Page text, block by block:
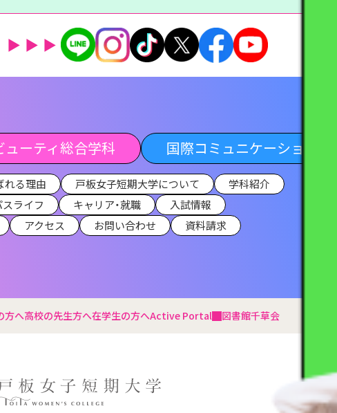
ューティ総合学科 国際コミュニケーション学科
れる理由 戸板女子短期大学について
学科紹介
ライフ キャリア・就職
入試情報
アクセス お問い合わせ
資料請求
方へ高校の先生方へ在学生の方へActive Portal 図書館千草会